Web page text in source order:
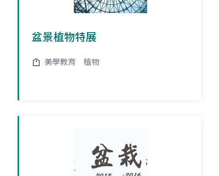
盆景植物特展
美學教育 植物